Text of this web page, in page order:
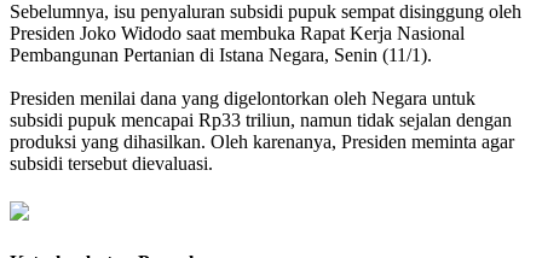
Sebelumnya, isu penyaluran subsidi pupuk sempat disinggung oleh
Presiden Joko Widodo saat membuka Rapat Kerja Nasional
Pembangunan Pertanian di Istana Negara, Senin (11/1).
Presiden menilai dana yang digelontorkan oleh Negara untuk
subsidi pupuk mencapai Rp33 triliun, namun tidak sejalan dengan
produksi yang dihasilkan. Oleh karenanya, Presiden meminta agar
subsidi tersebut dievaluasi.